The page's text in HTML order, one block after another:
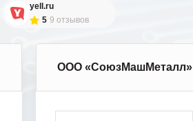
yell.ru
5 9 отзывов
ООО «СоюзМашМеталл»